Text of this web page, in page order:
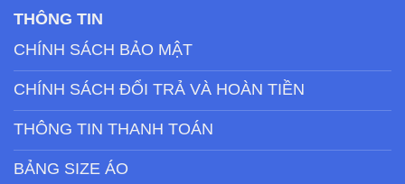
THÔNG TIN
CHÍNH SÁCH BẢO MẬT
CHÍNH SÁCH ĐỔI TRẢ VÀ HOÀN TIỀN
THÔNG TIN THANH TOÁN
BẢNG SIZE ÁO